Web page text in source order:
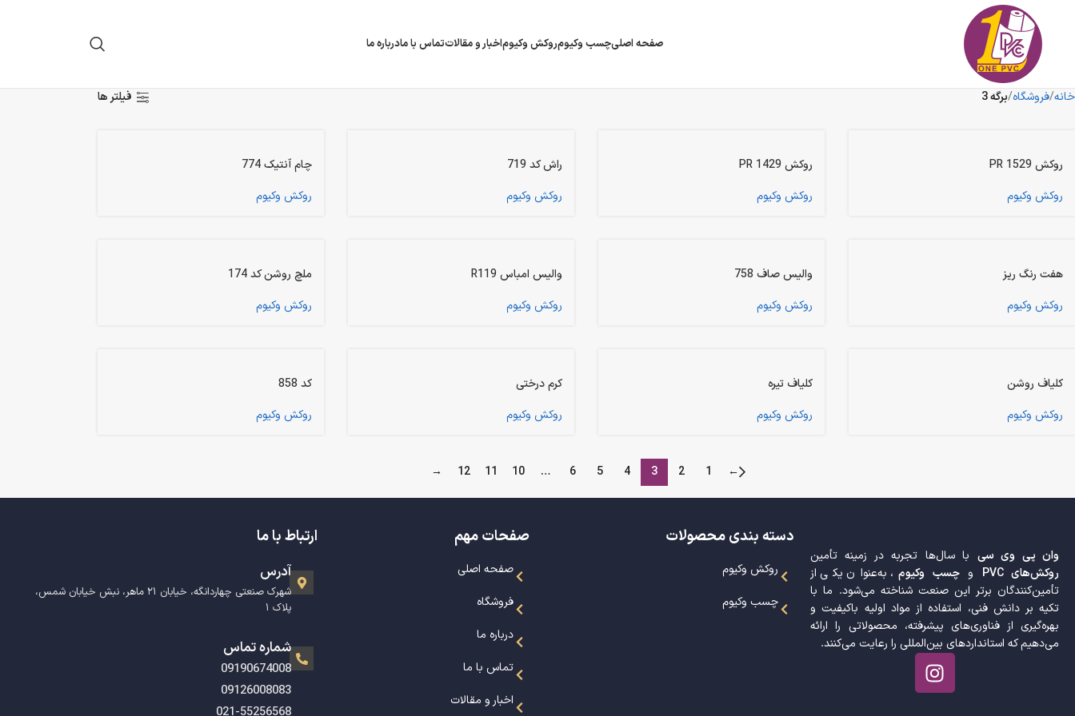
صفحه اصلیچسب وکیومروکش وکیوماخبار و مقالاتتماس با مادرباره ما
خانه فروشگاه برگه 3 فیلتر ها
روکش PR 1529
روکش وکیوم
روکش PR 1429
روکش وکیوم
راش کد 719
روکش وکیوم
چام آنتیک 774
روکش وکیوم
هفت رنگ ریز
روکش وکیوم
والیس صاف 758
روکش وکیوم
والیس امباس R119
روکش وکیوم
ملچ روشن کد 174
روکش وکیوم
کلیاف روشن
روکش وکیوم
کلیاف تیره
روکش وکیوم
کرم درختی
روکش وکیوم
کد 858
روکش وکیوم
←
1
2
3
4
5
6
…
10
11
12
→
وان پی وی سی با سال‌ها تجربه در زمینه تأمین
روکش‌های PVC
وچسب وکیوم، به‌عنوان یکی از
تأمین‌کنندگان برتر این صنعت شناخته می‌شود. ما با
تکیه بر دانش فنی، استفاده از مواد اولیه باکیفیت و
بهره‌گیری از فناوری‌های پیشرفته، محصولاتی را ارائه
می‌دهیم که استانداردهای بین‌المللی را رعایت می‌کنند.
دسته بندی محصولات
روکش وکیوم
چسب وکیوم
صفحات مهم
صفحه اصلی
فروشگاه
درباره ما
تماس با ما
اخبار و مقالات
ارتباط با ما
آدرس
شهرک صنعتی چهاردانگه، خیابان ۲۱ ماهر، نبش خیابان شمس،
پلاک ۱
شماره تماس
09190674008
09126008083